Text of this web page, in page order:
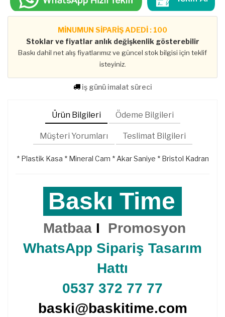
MİNUMUN SİPARİŞ ADEDİ : 100
Stoklar ve fiyatlar anlık değişkenlik gösterebilir
Baskı dahil net alış fiyatlarımız ve güncel stok bilgisi için teklif
isteyiniz.
iş günü imalat süreci
Ürün Bilgileri Ödeme Bilgileri
Müşteri Yorumları Teslimat Bilgileri
* Plastik Kasa * Mineral Cam * Akar Saniye * Bristol Kadran
Baskı Time
Matbaa I Promosyon
WhatsApp Sipariş Tasarım
Hattı
0537 372 77 77
baski@baskitime.com